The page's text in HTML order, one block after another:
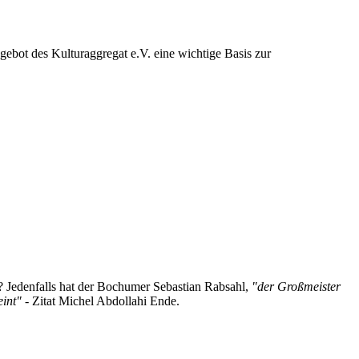
des Kulturaggregat e.V. eine wichtige Basis zur
hat der Bochumer Sebastian Rabsahl, "der Großmeister
- Zitat Michel Abdollahi Ende.